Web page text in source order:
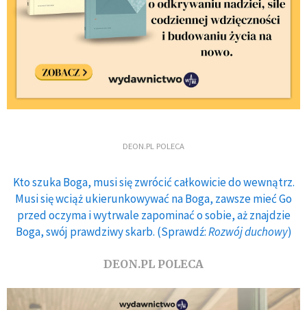
DEON.PL POLECA
Kto szuka Boga, musi się zwrócić całkowicie do wewnątrz.
Musi się wciąż ukierunkowywać na Boga, zawsze mieć Go
przed oczyma i wytrwale zapominać o sobie, aż znajdzie
Boga, swój prawdziwy skarb. (Sprawdź:Rozwój duchowy)
DEON.PL POLECA